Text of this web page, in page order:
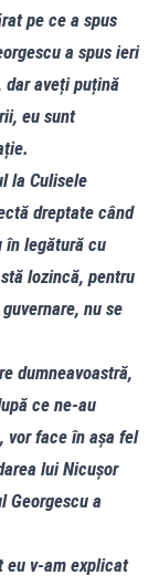
pe ce a spus
a spus ieri
dar aveți puțină
eu sunt
la Culisele
dreptate când
în legătură cu
lozincă, pentru
nu se
dumneavoastră,
ce ne-au
vor face în așa fel
lui Nicușor
Georgescu a
eu v-am explicat